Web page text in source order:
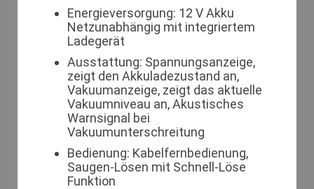
Energieversorgung: 12 V Akku
Netzunabhängig mit integriertem
Ladegerät
Ausstattung: Spannungsanzeige,
zeigt den Akkuladezustand an,
Vakuumanzeige, zeigt das aktuelle
Vakuumniveau an, Akustisches
Warnsignal bei
Vakuumunterschreitung
Bedienung: Kabelfernbedienung,
Saugen-Lösen mit Schnell-Löse
Funktion